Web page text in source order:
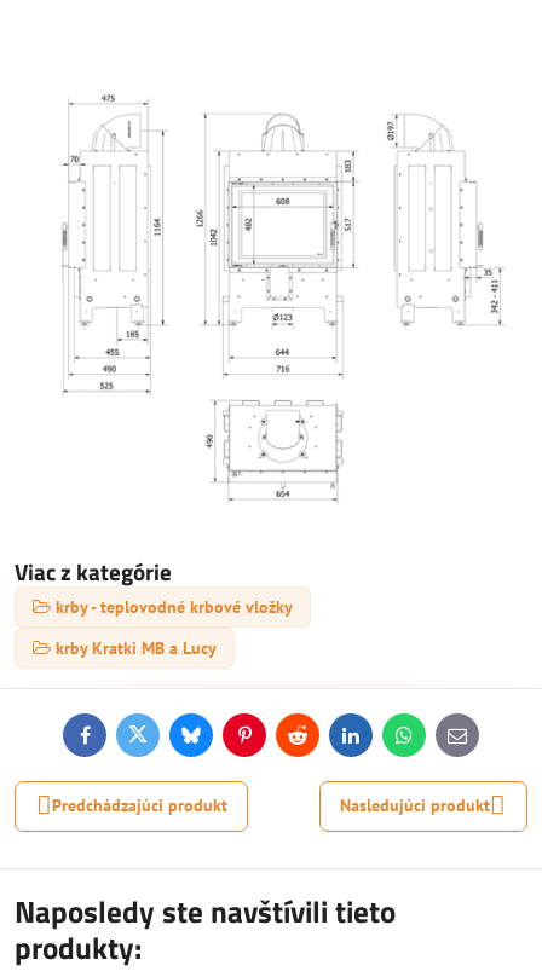
Viac z kategórie
krby - teplovodné krbové vložky
krby Kratki MB a Lucy
FacebookTwitterBlueskyPinterestReddit LinkedInWhatsApp
E-
mail
Predchádzajúci produkt Nasledujúci produkt
Naposledy ste navštívili tieto
produkty: